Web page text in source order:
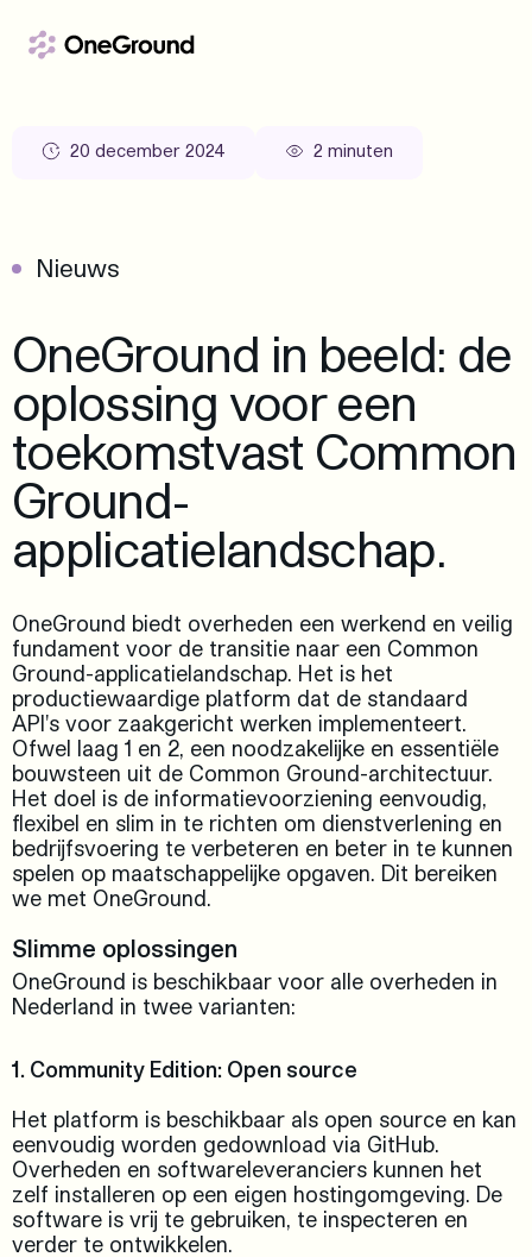
20 december 2024 2 minuten
Nieuws
OneGround in beeld: de
oplossing voor een
toekomstvast Common
Ground-
applicatielandschap.
OneGround biedt overheden een werkend en veilig
fundament voor de transitie naar een Common
Ground-applicatielandschap. Het is het
productiewaardige platform dat de standaard
API's voor zaakgericht werken implementeert.
Ofwel laag 1 en 2, een noodzakelijke en essentiële
bouwsteen uit de Common Ground-architectuur.
Het doel is de informatievoorziening eenvoudig,
flexibel en slim in te richten om dienstverlening en
bedrijfsvoering te verbeteren en beter in te kunnen
spelen op maatschappelijke opgaven. Dit bereiken
we met OneGround.
Slimme oplossingen
OneGround is beschikbaar voor alle overheden in
Nederland in twee varianten:
1. Community Edition: Open source
Het platform is beschikbaar als open source en kan
eenvoudig worden gedownload via GitHub.
Overheden en softwareleveranciers kunnen het
zelf installeren op een eigen hostingomgeving. De
software is vrij te gebruiken, te inspecteren en
verder te ontwikkelen.